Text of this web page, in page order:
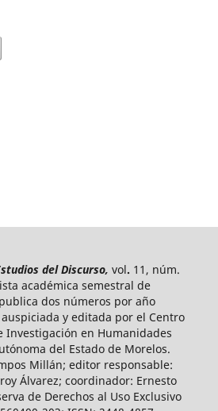
del Discurso, vol. 11, núm.
académica semestral de
dos números por año
y editada por el Centro
en Humanidades
del Estado de Morelos.
Millán; editor responsable:
Álvarez; coordinador: Ernesto
de Derechos al Uso Exclusivo